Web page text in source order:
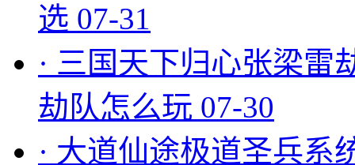
选 07-31
· 三国天下归心张梁雷
劫队怎么玩 07-30
· 大道仙途极道圣兵系